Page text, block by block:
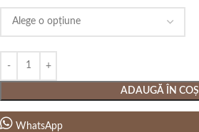
ADAUGĂ ÎN COȘ
WhatsApp